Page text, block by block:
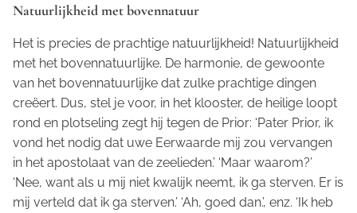
Natuurlijkheid met bovennatuur
Het is precies de prachtige natuurlijkheid! Natuurlijkheid
met het bovennatuurlijke. De harmonie, de gewoonte
van het bovennatuurlijke dat zulke prachtige dingen
creëert. Dus, stel je voor, in het klooster, de heilige loopt
rond en plotseling zegt hij tegen de Prior: ‘Pater Prior, ik
vond het nodig dat uwe Eerwaarde mij zou vervangen
in het apostolaat van de zeelieden.’ ‘Maar waarom?’
‘Nee, want als u mij niet kwalijk neemt, ik ga sterven. Er is
mij verteld dat ik ga sterven.’ ‘Ah, goed dan.’, enz. ‘Ik heb